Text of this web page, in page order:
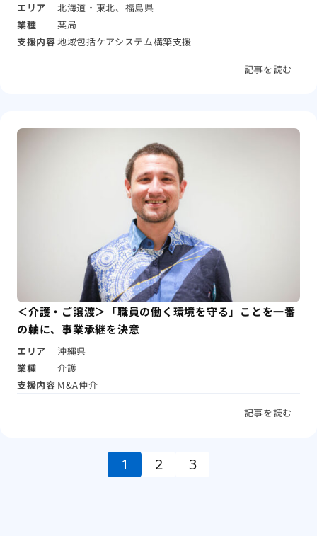
エリア
北海道・東北、福島県
業種
薬局
支援内容地域包括ケアシステム構築支援
記事を読む
＜介護・ご譲渡＞「職員の働く環境を守る」ことを一番
の軸に、事業承継を決意
エリア
沖縄県
業種
介護
支援内容 M&A仲介
記事を読む
1 2 3